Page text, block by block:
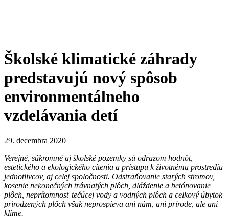
Školské klimatické záhrady
predstavujú nový spôsob
environmentálneho
vzdelávania detí
29. decembra 2020
Verejné, súkromné aj školské pozemky sú odrazom hodnôt,
estetického a ekologického cítenia a prístupu k životnému prostrediu
jednotlivcov, aj celej spoločnosti. Odstraňovanie starých stromov,
kosenie nekonečných trávnatých plôch, dláždenie a betónovanie
plôch, neprítomnosť tečúcej vody a vodných plôch a celkový úbytok
prirodzených plôch však neprospieva ani nám, ani prírode, ale ani
klíme.